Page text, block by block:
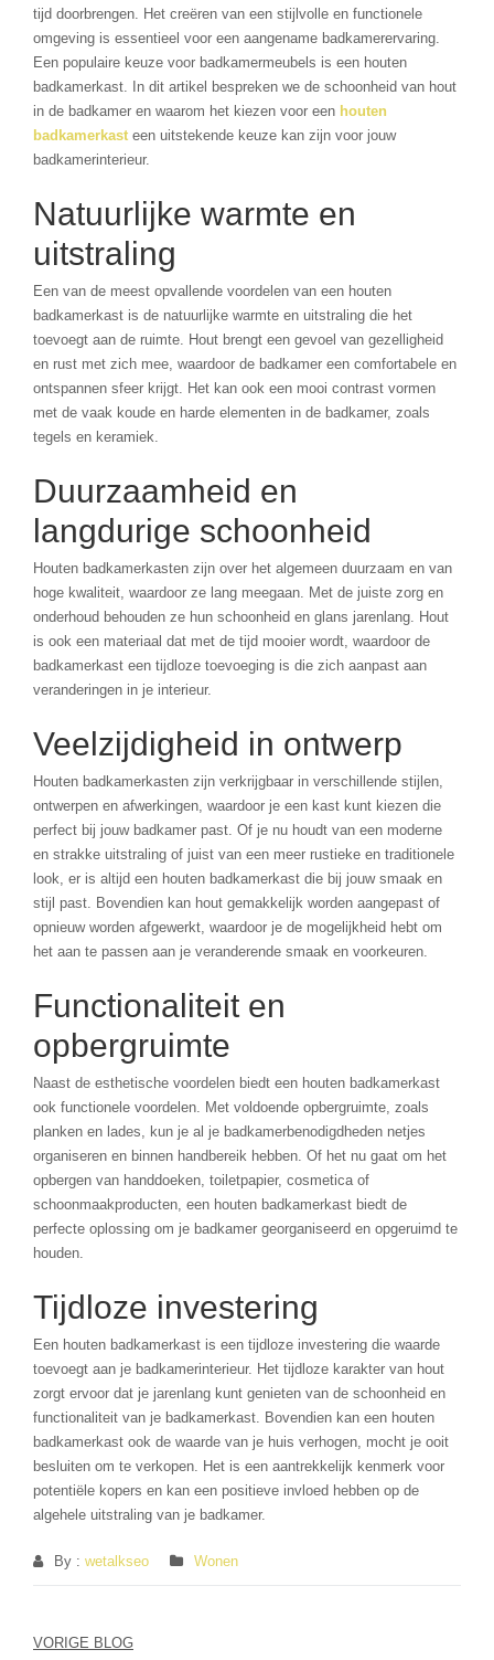
tijd doorbrengen. Het creëren van een stijlvolle en functionele
omgeving is essentieel voor een aangename badkamerervaring.
Een populaire keuze voor badkamermeubels is een houten
badkamerkast. In dit artikel bespreken we de schoonheid van hout
in de badkamer en waarom het kiezen voor een houten
badkamerkast een uitstekende keuze kan zijn voor jouw
badkamerinterieur.
Natuurlijke warmte en
uitstraling
Een van de meest opvallende voordelen van een houten
badkamerkast is de natuurlijke warmte en uitstraling die het
toevoegt aan de ruimte. Hout brengt een gevoel van gezelligheid
en rust met zich mee, waardoor de badkamer een comfortabele en
ontspannen sfeer krijgt. Het kan ook een mooi contrast vormen
met de vaak koude en harde elementen in de badkamer, zoals
tegels en keramiek.
Duurzaamheid en
langdurige schoonheid
Houten badkamerkasten zijn over het algemeen duurzaam en van
hoge kwaliteit, waardoor ze lang meegaan. Met de juiste zorg en
onderhoud behouden ze hun schoonheid en glans jarenlang. Hout
is ook een materiaal dat met de tijd mooier wordt, waardoor de
badkamerkast een tijdloze toevoeging is die zich aanpast aan
veranderingen in je interieur.
Veelzijdigheid in ontwerp
Houten badkamerkasten zijn verkrijgbaar in verschillende stijlen,
ontwerpen en afwerkingen, waardoor je een kast kunt kiezen die
perfect bij jouw badkamer past. Of je nu houdt van een moderne
en strakke uitstraling of juist van een meer rustieke en traditionele
look, er is altijd een houten badkamerkast die bij jouw smaak en
stijl past. Bovendien kan hout gemakkelijk worden aangepast of
opnieuw worden afgewerkt, waardoor je de mogelijkheid hebt om
het aan te passen aan je veranderende smaak en voorkeuren.
Functionaliteit en
opbergruimte
Naast de esthetische voordelen biedt een houten badkamerkast
ook functionele voordelen. Met voldoende opbergruimte, zoals
planken en lades, kun je al je badkamerbenodigdheden netjes
organiseren en binnen handbereik hebben. Of het nu gaat om het
opbergen van handdoeken, toiletpapier, cosmetica of
schoonmaakproducten, een houten badkamerkast biedt de
perfecte oplossing om je badkamer georganiseerd en opgeruimd te
houden.
Tijdloze investering
Een houten badkamerkast is een tijdloze investering die waarde
toevoegt aan je badkamerinterieur. Het tijdloze karakter van hout
zorgt ervoor dat je jarenlang kunt genieten van de schoonheid en
functionaliteit van je badkamerkast. Bovendien kan een houten
badkamerkast ook de waarde van je huis verhogen, mocht je ooit
besluiten om te verkopen. Het is een aantrekkelijk kenmerk voor
potentiële kopers en kan een positieve invloed hebben op de
algehele uitstraling van je badkamer.
By : wetalkseo Wonen
Berichtnavigatie
VORIGE BLOG